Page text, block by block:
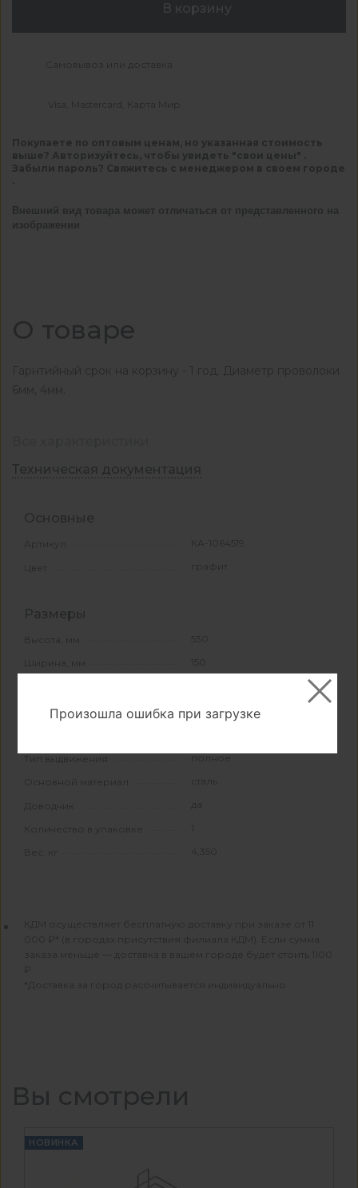
В корзину
Самовывоз или доставка
Visa, Mastercard, Карта Мир
Покупаете по оптовым ценам, но указанная стоимость
выше? Авторизуйтесь, чтобы увидеть "свои цены" .
Забыли пароль? Свяжитесь с менеджером в своем городе
Внешний вид товара может отличаться от представленного на
изображении
О товаре
Гарнтийный срок на корзину - 1 год. Диаметр проволоки
6мм, 4мм.
Техническая документация
Основные
Артикул КА-1064519
Цвет графит
Размеры
Высота, мм 530
Ширина, мм 150
Тип выдвижения полное
Основной материал сталь
Доводчик да
Количество в упаковке 1
Вес, кг 4,350
КДМ осуществляет бесплатную доставку при заказе от 11
000 ₽* (в городах присутствия филиала КДМ). Если сумма
заказа меньше — доставка в вашем городе будет стоить 1100
*Доставка за город рассчитывается индивидуально
Вы смотрели
НОВИНКА
Произошла ошибка при загрузке